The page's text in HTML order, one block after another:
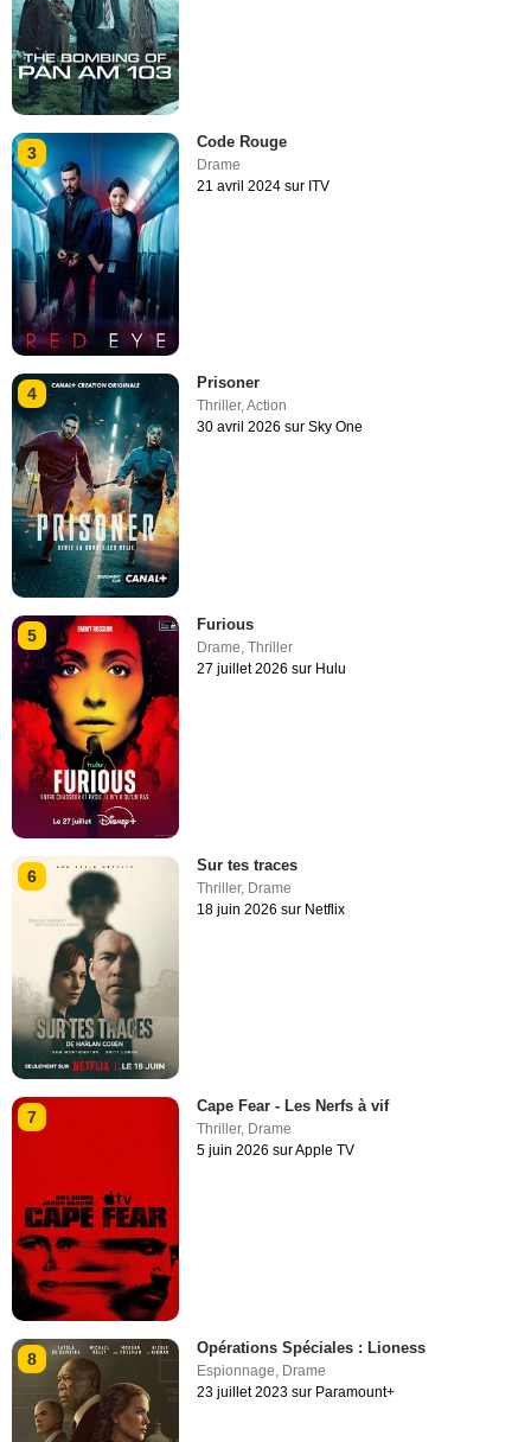
3
Code Rouge
Drame
21 avril 2024 sur ITV
4
Prisoner
Thriller,Action
30 avril 2026 sur Sky One
5
Furious
Drame ,Thriller
27 juillet 2026 sur Hulu
6
Sur tes traces
Thriller, Drame
18 juin 2026 sur Netflix
7
Cape Fear - Les Nerfs à vif
Thriller, Drame
5 juin 2026 sur Apple TV
8
Opérations Spéciales : Lioness
Espionnage Drame
23 juillet 2023 sur Paramount+